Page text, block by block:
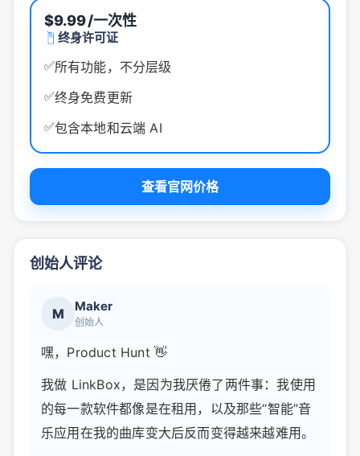
$9.99/一次性
终身许可证
✅所有功能，不分层级
✅终身免费更新
✅包含本地和云端 AI
查看官网价格
创始人评论
M Maker
创始人
嘿，Product Hunt 👋
我做 LinkBox，是因为我厌倦了两件事：我使用
的每一款软件都像是在租用，以及那些“智能”音
乐应用在我的曲库变大后反而变得越来越难用。